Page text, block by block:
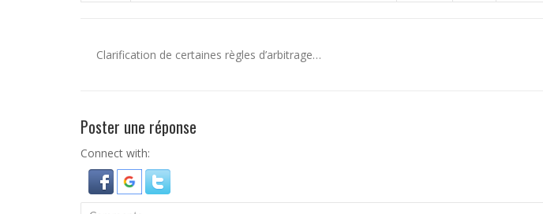
Clarification de certaines règles d’arbitrage…
Poster une réponse
Connect with: